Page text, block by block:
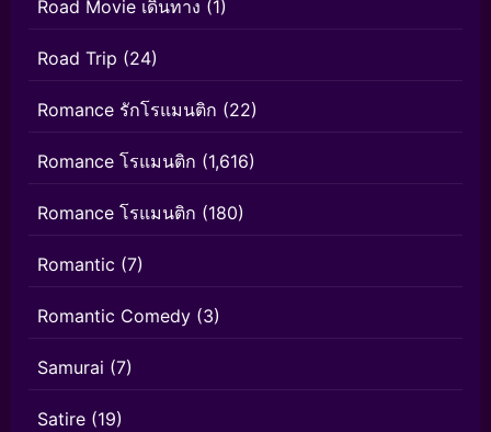
Road Movie เดินทาง (1)
Road Trip (24)
Romance รักโรแมนติก (22)
Romance โรแมนติก (1,616)
Romance โรแมนติก (180)
Romantic (7)
Romantic Comedy (3)
Samurai (7)
Satire (19)